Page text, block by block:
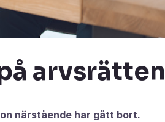
arvsrätten
närstående har gått bort.